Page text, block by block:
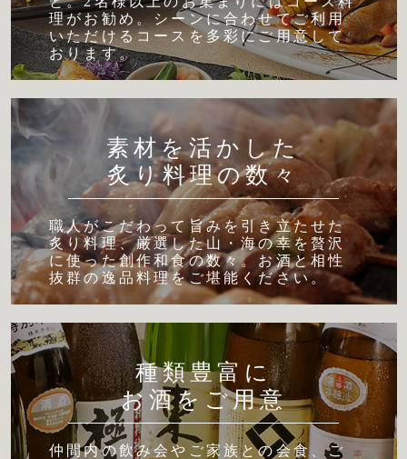
理がお勧め。シーンに合わせてご利用
いただけるコースを多彩にご用意して
おります。
素材を活かした
炙り料理の数々
職人がこだわって旨みを引き立たせた
炙り料理、厳選した山・海の幸を贅沢
に使った創作和食の数々。お酒と相性
抜群の逸品料理をご堪能ください。
種類豊富に
お酒をご用意
仲間内の飲み会やご家族との会食、ご